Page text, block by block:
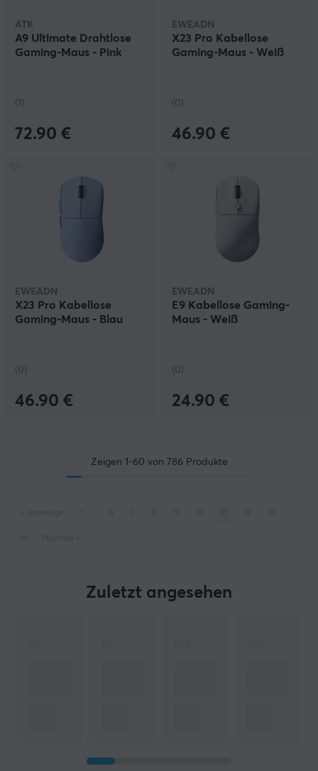
ATK
A9 Ultimate Drahtlose
Gaming-Maus - Pink
(1)
72.90 €
EWEADN
X23 Pro Kabellose
Gaming-Maus - Weiß
(0)
46.90 €
EWEADN
X23 Pro Kabellose
Gaming-Maus - Blau
(0)
46.90 €
EWEADN
E9 Kabellose Gaming-
Maus - Weiß
(0)
24.90 €
Zeigen 1-60 von 786 Produkte
Zuletzt angesehen